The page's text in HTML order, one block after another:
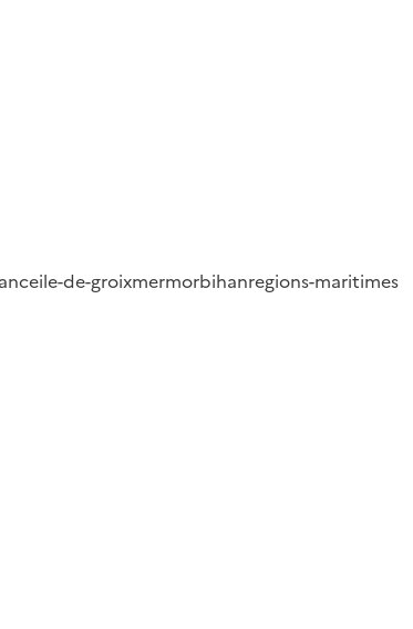
ile-de-groixmermorbihanregions-maritimes